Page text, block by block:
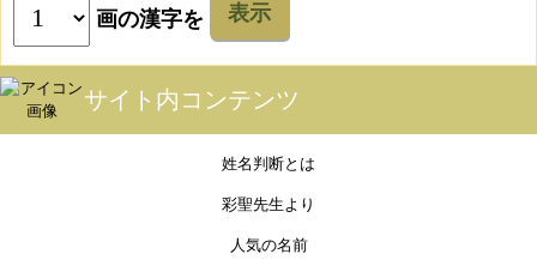
画の漢字を 表示
サイト内コンテンツ
姓名判断とは
彩聖先生より
人気の名前